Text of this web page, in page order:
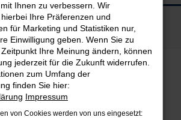
Hyundai
Hyundai i10 in Augsburg günstig
in Augsburg
Ihnen zu verbessern. Wir
Ihre Präferenzen und
für Marketing und Statistiken nur,
Einwilligung geben. Wenn Sie zu
Ihre Meinung ändern, können
jederzeit für die Zukunft widerrufen.
zum Umfang der
finden Sie hier:
Impressum
von Cookies werden von uns eingesetzt: